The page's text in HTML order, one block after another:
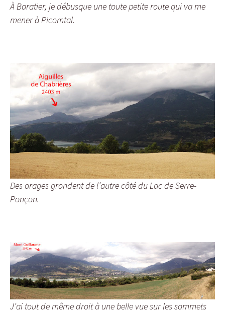
À Baratier, je débusque une toute petite route qui va me
mener à Picomtal.
Des orages grondent de l’autre côté du Lac de Serre-
Ponçon.
J’ai tout de même droit à une belle vue sur les sommets